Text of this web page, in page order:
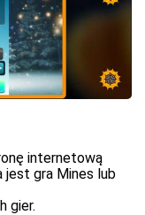
internetową
jest gra Mines lub
gier.